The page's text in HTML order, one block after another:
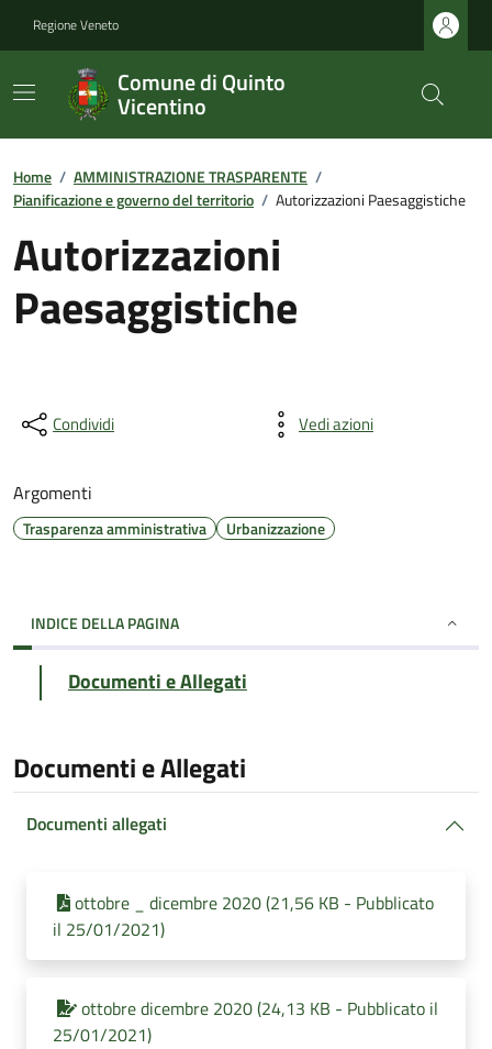
Regione Veneto
Comune di Quinto
Vicentino
Home / AMMINISTRAZIONE TRASPARENTE /
Pianificazione e governo del territorio / Autorizzazioni Paesaggistiche
Autorizzazioni
Paesaggistiche
Condividi Vedi azioni
Argomenti
Trasparenza amministrativa Urbanizzazione
INDICE DELLA PAGINA
Documenti e Allegati
Documenti e Allegati
Documenti allegati
ottobre _ dicembre 2020 (21,56 KB - Pubblicato
il 25/01/2021)
ottobre dicembre 2020 (24,13 KB - Pubblicato il
25/01/2021)